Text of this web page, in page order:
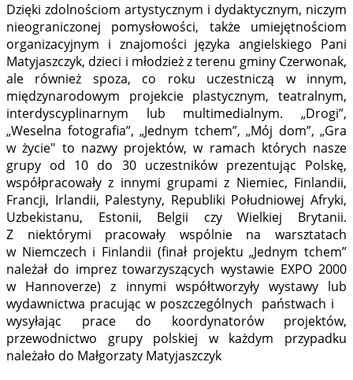
Dzięki zdolnościom artystycznym i dydaktycznym, niczym
nieograniczonej pomysłowości, także umiejętnościom
organizacyjnym i znajomości języka angielskiego Pani
Matyjaszczyk, dzieci i młodzież z terenu gminy Czerwonak,
ale również spoza, co roku uczestniczą w innym,
międzynarodowym projekcie plastycznym, teatralnym,
interdyscyplinarnym lub multimedialnym. „Drogi”,
„Weselna fotografia”, „Jednym tchem”, „Mój dom”, „Gra
w życie" to nazwy projektów, w ramach których nasze
grupy od 10 do 30 uczestników prezentując Polskę,
współpracowały z innymi grupami z Niemiec, Finlandii,
Francji, Irlandii, Palestyny, Republiki Południowej Afryki,
Uzbekistanu, Estonii, Belgii czy Wielkiej Brytanii.
Z niektórymi pracowały wspólnie na warsztatach
w Niemczech i Finlandii (finał projektu „Jednym tchem”
należał do imprez towarzyszących wystawie EXPO 2000
w Hannoverze) z innymi współtworzyły wystawy lub
wydawnictwa pracując w poszczególnych państwach i
wysyłając prace do koordynatorów projektów,
przewodnictwo grupy polskiej w każdym przypadku
należało do Małgorzaty Matyjaszczyk